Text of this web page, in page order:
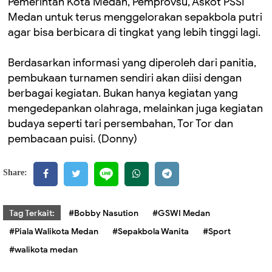
Medan untuk terus menggelorakan sepakbola putri
agar bisa berbicara di tingkat yang lebih tinggi lagi.
Berdasarkan informasi yang diperoleh dari panitia,
pembukaan turnamen sendiri akan diisi dengan
berbagai kegiatan. Bukan hanya kegiatan yang
mengedepankan olahraga, melainkan juga kegiatan
budaya seperti tari persembahan, Tor Tor dan
pembacaan puisi. (Donny)
Share:
Tag Terkait: #Bobby Nasution
#GSWI Medan
#Piala Walikota Medan
#Sepakbola Wanita
#Sport
#walikota medan